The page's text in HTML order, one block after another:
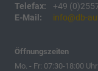
Telefax:
+49
E-Mail:
info@db-
Öffnungszeiten
Mo. - Fr: 07:30-18:00 Uhr